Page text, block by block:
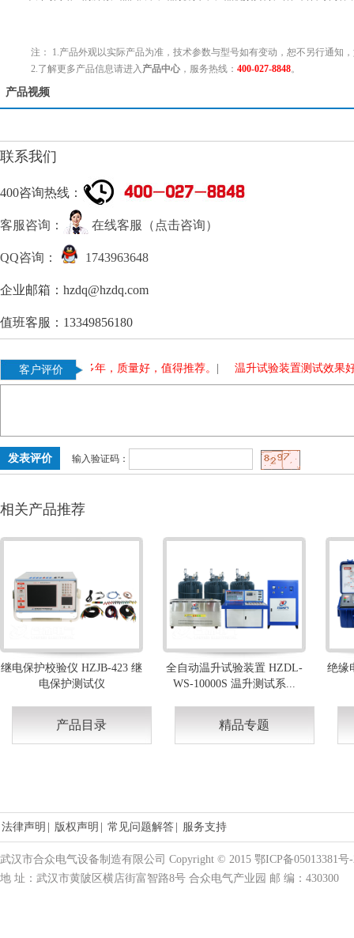
注： 1.产品外观以实际产品为准，技术参数与型号如有变动，恕不另行通知
2.了解更多产品信息请进入 产品中心 ，服务热线： 400-027-8848。
产品视频
联系我们
400咨询热线：
客服咨询： 在线客服（点击咨询）
QQ咨询： 1743963648
企业邮箱：hzdq@hzdq.com
值班客服：13349856180
客户评价 |
变压器，使用多年，质量好，值得推荐。 温升试验装置测试效果好
输入验证码：
相关产品推荐
继电保护校验仪 HZJB-423 继
电保护测试仪
全自动温升试验装置 HZDL-
WS-10000S 温升测试系...
绝缘
产品目录 精品专题
法律声明 版权声明 常见问题解答 服务支持
武汉市合众电气设备制造有限公司 Copyright © 2015 鄂ICP备05013381号
地 址：武汉市黄陂区横店街富智路8号 合众电气产业园 邮 编：430300